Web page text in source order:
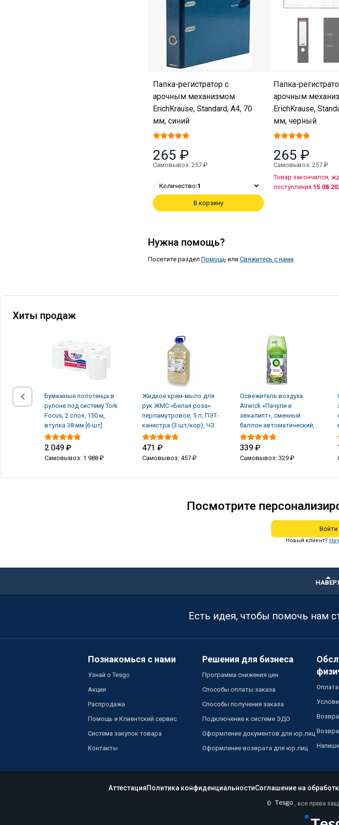
Папка-регистратор с
арочным механизмом
ErichKrause, Standard, А4, 70
мм, синий
265 ₽
Самовывоз: 257 ₽
Количество:1
В корзину
Папка-
арочным
ErichKrause,
мм, черный
265 ₽
Самовывоз: 257 ₽
Товар закончился,
поступления
Нужна помощь?
Посетите раздел Помощь или Свяжитесь с нами
Хиты продаж
Бумажные полотенца в
рулоне под систему Tork
Focus, 2 слоя, 150 м,
втулка 38 мм [6 шт]
2 049 ₽
Самовывоз: 1 988 ₽
Жидкое крем-мыло для
рук ЖМС «Белая роза»
перламутровое, 5 л, ПЭТ-
канистра (3 шт/кор), ЧЗ
471 ₽
Самовывоз: 457 ₽
Освежитель воздуха
Airwick «Пачули и
эвкалипт», сменный
баллон автоматический,
250 мл (6 шт/кор)
339 ₽
Самовывоз: 329 ₽
Посмотрите
Войти
Новый клиент?
Есть идея, чтобы помочь нам
Познакомься с нами
Узнай о Tesgo
Акции
Распродажа
Помощь и Клиентский сервис
Система закупок товара
Контакты
Решения для бизнеса
Программа снижения цен
Способы оплаты заказа
Способы получения заказа
Подключение к системе ЭДО
Оформление документов для юр.лиц
Оформление возврата для юр.лиц
Оплата
АттестацияПолитика конфиденциальностиСоглашение на
© , все права